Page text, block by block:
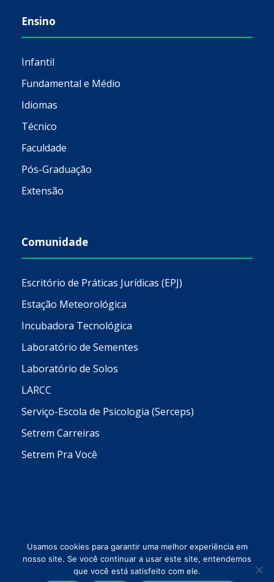
Ensino
Infantil
Fundamental e Médio
Idiomas
Técnico
Faculdade
Pós-Graduação
Extensão
Comunidade
Escritório de Práticas Jurídicas (EPJ)
Estação Meteorológica
Incubadora Tecnológica
Laboratório de Sementes
Laboratório de Solos
LARCC
Serviço-Escola de Psicologia (Serceps)
Setrem Carreiras
Setrem Pra Você
Usamos cookies para garantir uma melhor experiência em
nosso site. Se você continuar a usar este site, entendemos
que você está satisfeito com ele.